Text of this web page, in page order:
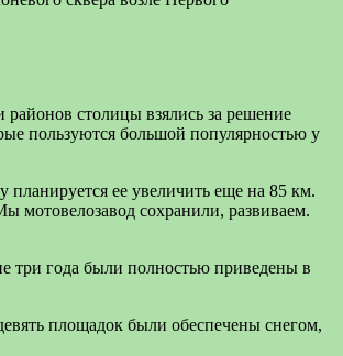
столицы взялись за решение
пользуются большой популярностью у
ее увеличить еще на 85 км.
мотовелозавод сохранили, развиваем.
три года были полностью приведены в
площадок были обеспечены снегом,